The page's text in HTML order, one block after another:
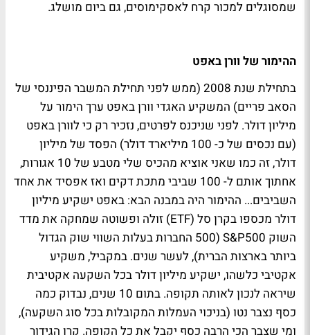
שמסוגלים למכור קרח לאסקימוסים, גם ביום מושלג.
ההימור של וורן באפט
בתחילת שנת 2008 (ממש לפני תחילת המשבר הפיננסי של
הסאב פריים) המשקיע האגדי וורן באפט ערך הימור על
מיליון דולר. לפני שניכנס לפרטים, נזכיר רק כי לוורן באפט
(עם נכסים של כ- 100 מיליארד דולר) הפסד של מיליון
דולר, זה כמו שאני אוציא מהכיס שלי מטבע של 10 אגורות,
אחתוך אותם ל- 100 שביבי מתכת דקים ואז אפסיד את אחד
השביבים... ההימור היה במבנה הבא: באפט ישקיע מיליון
דולר מכספו בקרן סל (ETF) זולה ופשוטה שמחקה את מדד
השוק S&P500 (500 החברות בעלות השווי שוק הגדול
ביותר בארצות הברית), לעשר שנים. במקביל, משקיע
אקטיבי כלשהו, ישקיע מיליון דולר בכל השקעה אקטיבית
שיראה לנכון לאותה תקופה. בתום 10 שנים, נבדוק כמה
כסף נצבר נטו (בניכוי העמלות המקובלות בכל סוג השקעה),
ומי שצבר הכי הרבה כסף יקבל את כל הקופה. קרן הגידור